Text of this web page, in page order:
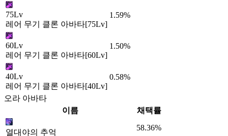
75Lv
레어 무기 클론 아바타[75Lv]
1.59%
60Lv
레어 무기 클론 아바타[60Lv]
1.50%
40Lv
레어 무기 클론 아바타[40Lv]
0.58%
오라 아바타
이름
채택률
열대야의 추억
58.36%